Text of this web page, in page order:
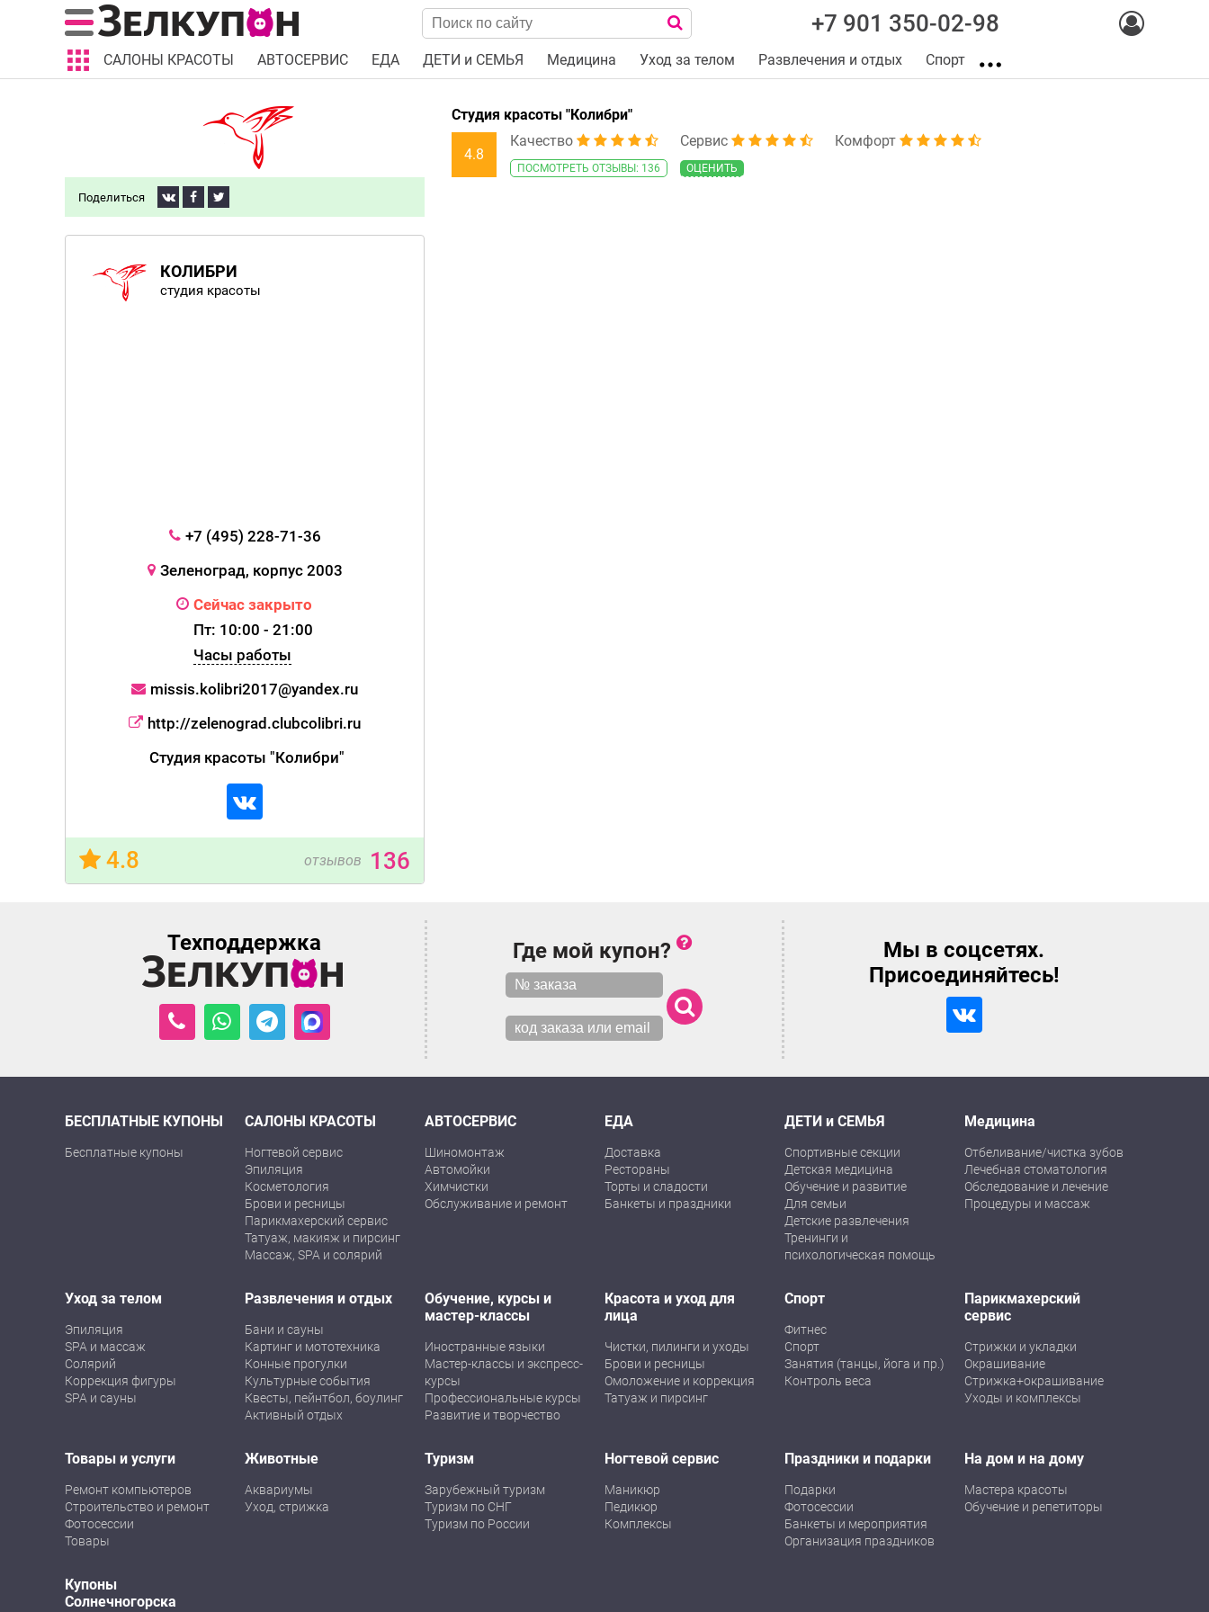
+7 901 350-02-98
САЛОНЫ КРАСОТЫ АВТОСЕРВИС ЕДА ДЕТИ и СЕМЬЯ Медицина Уход за телом Развлечения и отдых Спорт
Студия красоты "Колибри"
4.8
Качество Сервис Комфорт
ПОСМОТРЕТЬ ОТЗЫВЫ: 136 ОЦЕНИТЬ
Поделиться
КОЛИБРИ
студия красоты
+7 (495) 228-71-36
Зеленоград, корпус 2003
Сейчас закрыто
Пт: 10:00 - 21:00
Часы работы
missis.kolibri2017@yandex.ru
http://zelenograd.clubcolibri.ru
Студия красоты "Колибри"
4.8 отзывов 136
Техподдержка Где мой купон?
Мы в соцсетях.
Присоединяйтесь!
БЕСПЛАТНЫЕ КУПОНЫ
Бесплатные купоны
САЛОНЫ КРАСОТЫ
Ногтевой сервис
Эпиляция
Косметология
Брови и ресницы
Парикмахерский сервис
Татуаж, макияж и пирсинг
Массаж, SPA и солярий
АВТОСЕРВИС
Шиномонтаж
Автомойки
Химчистки
Обслуживание и ремонт
ЕДА
Доставка
Рестораны
Торты и сладости
Банкеты и праздники
ДЕТИ и СЕМЬЯ
Спортивные секции
Детская медицина
Обучение и развитие
Для семьи
Детские развлечения
Тренинги и
психологическая помощь
Медицина
Отбеливание/чистка зубов
Лечебная стоматология
Обследование и лечение
Процедуры и массаж
Уход за телом
Эпиляция
SPA и массаж
Солярий
Коррекция фигуры
SPA и сауны
Развлечения и отдых
Бани и сауны
Картинг и мототехника
Конные прогулки
Культурные события
Квесты, пейнтбол, боулинг
Активный отдых
Обучение, курсы и
мастер-классы
Иностранные языки
Мастер-классы и экспресс-
курсы
Профессиональные курсы
Развитие и творчество
Красота и уход для
лица
Чистки, пилинги и уходы
Брови и ресницы
Омоложение и коррекция
Татуаж и пирсинг
Спорт
Фитнес
Спорт
Занятия (танцы, йога и пр.)
Контроль веса
Парикмахерский
сервис
Стрижки и укладки
Окрашивание
Стрижка+окрашивание
Уходы и комплексы
Товары и услуги
Ремонт компьютеров
Строительство и ремонт
Фотосессии
Товары
Животные
Аквариумы
Уход, стрижка
Туризм
Зарубежный туризм
Туризм по СНГ
Туризм по России
Ногтевой сервис
Маникюр
Педикюр
Комплексы
Праздники и подарки
Подарки
Фотосессии
Банкеты и мероприятия
Организация праздников
На дом и на дому
Мастера красоты
Обучение и репетиторы
Купоны
Солнечногорска